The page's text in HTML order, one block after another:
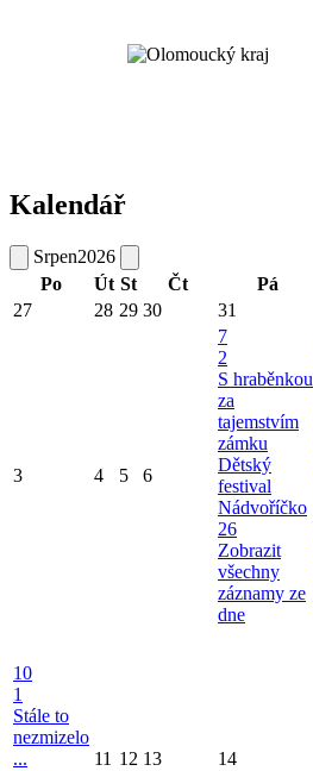
Kalendář
Srpen2026
Po
Út St Čt Pá
27
28 29 30 31
3 4 5 6
7
2
S hraběnkou
za
tajemstvím
zámku
Dětský
festival
Nádvoříčko
26
Zobrazit
všechny
záznamy ze
dne
10
1
Stále to
nezmizelo
...
11 12 13 14